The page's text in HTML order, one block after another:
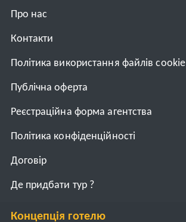
Про нас
Контакти
Політика використання файлів cookie
Публічна оферта
Реєстраційна форма агентства
Політика конфіденційності
Договiр
Де придбати тур ?
Концепція готелю